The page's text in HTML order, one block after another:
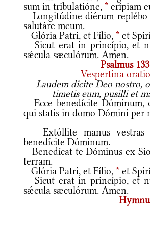
sum in tribulatióne, * erípiam
Longitúdine diérum replébo
salutáre meum.
Glória Patri, et Fílio, * et
Sicut erat in princípio, et
sǽcula sæculórum. Amen.
Psalmus
Vespertina
Laudem dicite Deo nostro,
timetis eum, pusilli et
Ecce benedícite Dóminum,
qui statis in domo Dómini per
Extóllite manus vestras
benedícite Dóminum.
Benedícat te Dóminus ex
terram.
Glória Patri, et Fílio, * et
Sicut erat in princípio, et
sǽcula sæculórum. Amen.